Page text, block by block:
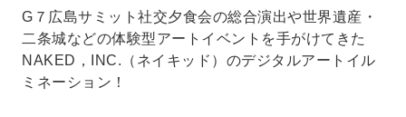
G７広島サミット社交夕食会の総合演出や世界遺産・
二条城などの体験型アートイベントを手がけてきた
NAKED，INC.（ネイキッド）のデジタルアートイル
ミネーション！